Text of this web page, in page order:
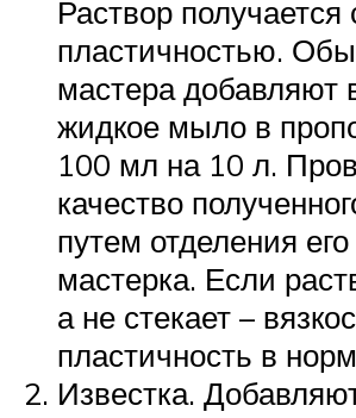
Раствор получается
пластичностью.
мастера добавляют
жидкое мыло в
100 мл на 10 л.
качество
путем отделения его
мастерка. Если
а не стекает –
пластичность в
Известка.